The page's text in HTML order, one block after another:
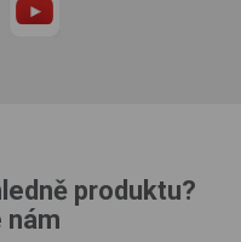
produktu?
nám